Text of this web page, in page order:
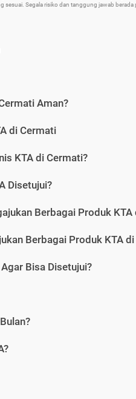
sesuai. Segala risiko dan tanggung jawab berada
Aman?
di Cermati
KTA di Cermati?
Disetujui?
Berbagai Produk
Berbagai Produk KTA
Bisa Disetujui?